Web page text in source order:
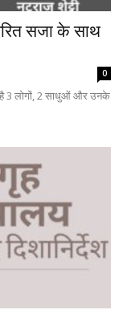
सजा के साथ
0
है 3 लोगों, 2 साधुओं और उनके